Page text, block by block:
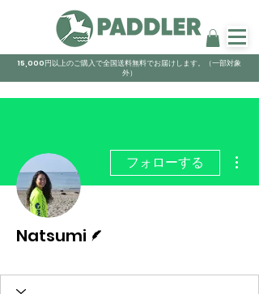
15,000円以上のご購入で全国送料無料でお届けします。（一部対象
外）
フォローする
Natsumi